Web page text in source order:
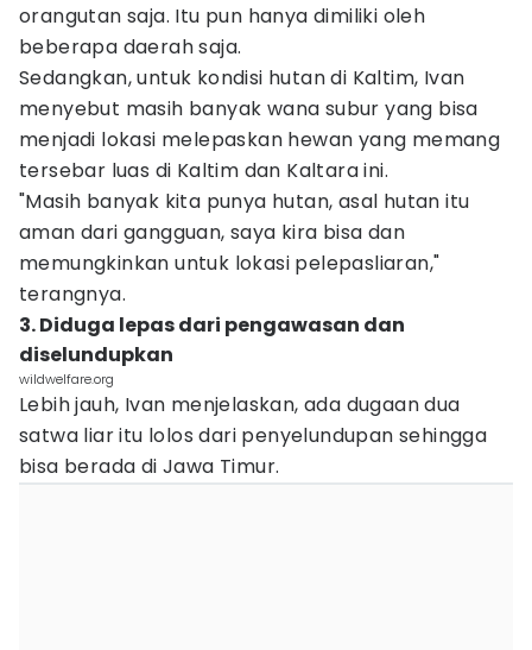
orangutan saja. Itu pun hanya dimiliki oleh
beberapa daerah saja.
Sedangkan, untuk kondisi hutan di Kaltim, Ivan
menyebut masih banyak wana subur yang bisa
menjadi lokasi melepaskan hewan yang memang
tersebar luas di Kaltim dan Kaltara ini.
"Masih banyak kita punya hutan, asal hutan itu
aman dari gangguan, saya kira bisa dan
memungkinkan untuk lokasi pelepasliaran,"
terangnya.
3. Diduga lepas dari pengawasan dan
diselundupkan
wildwelfare.org
Lebih jauh, Ivan menjelaskan, ada dugaan dua
satwa liar itu lolos dari penyelundupan sehingga
bisa berada di Jawa Timur.